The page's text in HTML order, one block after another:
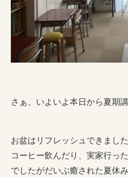
さぁ、いよいよ本日から夏期
お盆はリフレッシュできまし
コーヒー飲んだり、実家行っ
でしたがだいぶ癒された夏休み